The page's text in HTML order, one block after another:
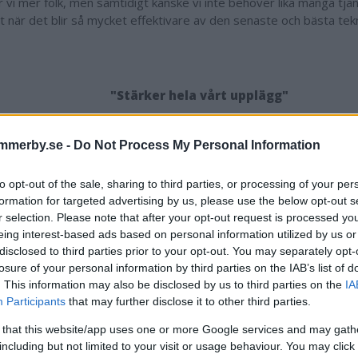
- Do Not Process My Personal Information
opt-out of the sale, sharing to third parties, or processing of your
for targeted advertising by us, please use the below opt-out
selection. Please note that after your opt-out request is processed
interest-based ads based on personal information utilized by us
to third parties prior to your opt-out. You may separately
of your personal information by third parties on the IAB’s list of
This information may also be disclosed by us to third parties on the
Participants that may further disclose it to other third parties.
that this website/app uses one or more Google services and may
but not limited to your visit or usage behaviour. You may
när det blir så mycket effektivare av den senaste och bästa
"Stärker hela vårt upplägg"
i Vimmerby och Mörlunda påverkas också av investeringen,
i Mörlunda klentimmer och i Hjältevad grantimmer. Vi
rätt nyligen och kommer bli väldigt starka här på Höglandet.
Simon Henriksson
076 815 45 71